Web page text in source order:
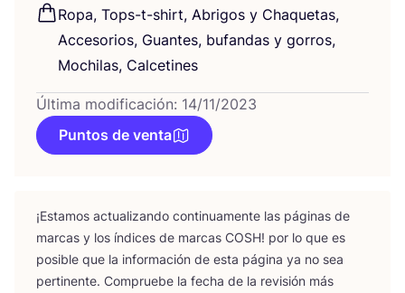
Ropa, Tops-t-shirt, Abri­gos y Cha­que­tas,
Acce­so­rios, Guan­tes, bufan­das y gorros,
Mochi­las, Calcetines
Última modificación: 14/11/2023
Puntos de venta
¡Esta­mos actua­li­zan­do con­ti­nua­men­te las pági­nas de
mar­cas y los índi­ces de mar­cas COSH! por lo que es
posi­ble que la infor­ma­ción de esta pági­na ya no sea
per­ti­nen­te. Com­prue­be la fecha de la revi­sión más